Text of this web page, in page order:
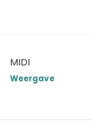
MIDI
Weergave